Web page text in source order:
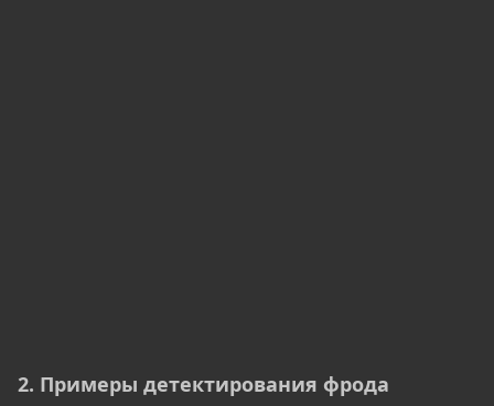
2. Примеры детектирования фрода​